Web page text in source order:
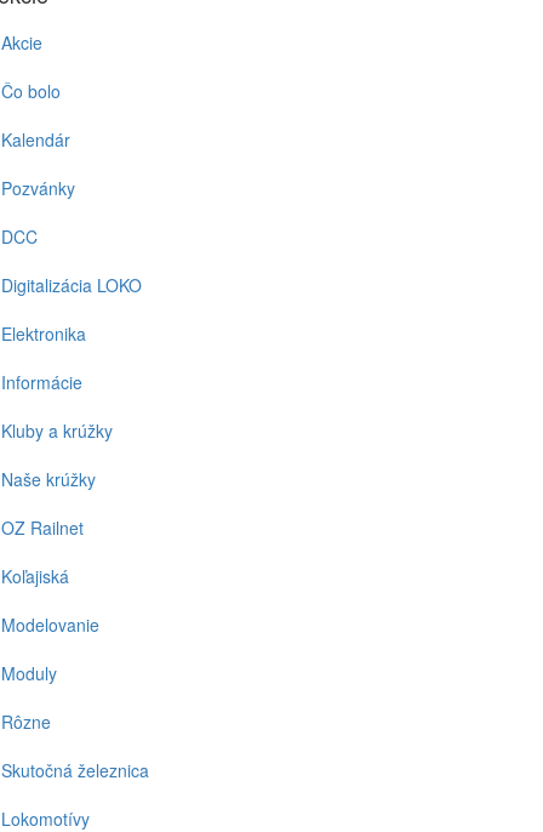
Akcie
Čo bolo
Kalendár
Pozvánky
DCC
Digitalizácia LOKO
Elektronika
Informácie
Kluby a krúžky
Naše krúžky
OZ Railnet
Koľajiská
Modelovanie
Moduly
Rôzne
Skutočná železnica
Lokomotívy